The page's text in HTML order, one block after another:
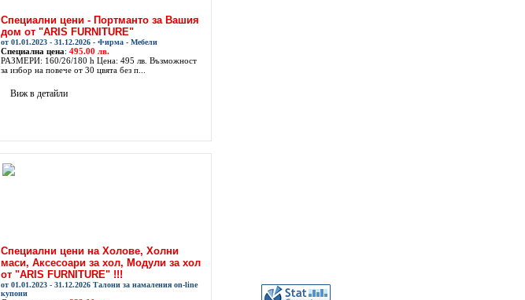
Специални цени - Портманто за Вашия
дом от "ARIS FURNITURE"
от 01.01.2023 - 31.12.2026 - Фирма - Мебели
Специална цена: 495.00 лв.
РАЗМЕРИ: 160/26/180 h Цена: 495 лв. Възможност
за избор на повече от 30 цвята без п...
Виж в детайли
Специални цени на Холове, Холни
маси, Аксесоари за хол, Модули за хол
от "ARIS FURNITURE" !!!
от 01.01.2023 - 31.12.2026 Талони за намаления on-line
купони